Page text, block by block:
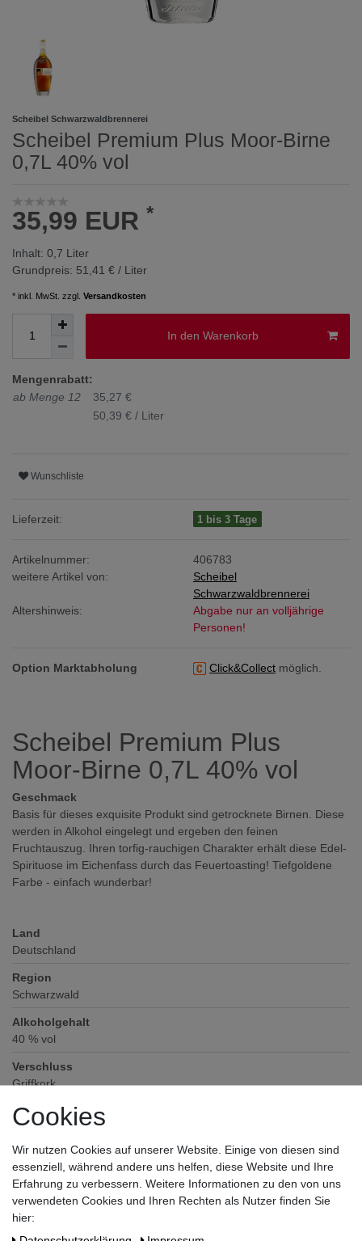
Scheibel Schwarzwaldbrennerei
Scheibel Premium Plus Moor-Birne
0,7L 40% vol
35,99 EUR *
Inhalt: 0,7 Liter
Grundpreis: 51,41 € / Liter
* inkl. MwSt. zzgl. Versandkosten
In den Warenkorb
Mengenrabatt:
ab Menge 12
35,27 €
50,39 € / Liter
Wunschliste
Lieferzeit: 1 bis 3 Tage
Artikelnummer:
406783
weitere Artikel von:
Scheibel
Schwarzwaldbrennerei
Altershinweis:
Abgabe nur an volljährige
Personen!
Option Marktabholung Click&Collect möglich.
Scheibel Premium Plus
Moor-Birne 0,7L 40% vol
Geschmack
Basis für dieses exquisite Produkt sind getrocknete Birnen. Diese
werden in Alkohol eingelegt und ergeben den feinen
Fruchtauszug. Ihren torfig-rauchigen Charakter erhält diese Edel-
Spirituose im Eichenfass durch das Feuertoasting! Tiefgoldene
Farbe - einfach wunderbar!
Land
Deutschland
Region
Schwarzwald
Alkoholgehalt
40 % vol
Verschluss
Griffkork
Zutaten / Allergene
enthält keine deklarationspflichtigen Allergene und Zusatzstoffe
Hersteller / Importeur
Emil Scheibel Schwarzwald-Brennerei GmbH, Grüner Winkel 32,
77876 Kappelrodeck
Cookies
Wir nutzen Cookies auf unserer Website. Einige von diesen sind
essenziell, während andere uns helfen, diese Website und Ihre
Erfahrung zu verbessern. Weitere Informationen zu den von uns
verwendeten Cookies und Ihren Rechten als Nutzer finden Sie
hier: